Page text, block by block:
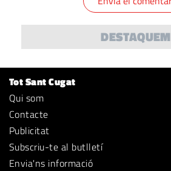
DESTAQUEM
Tot Sant Cugat
Qui som
Contacte
Publicitat
Subscriu-te al butlletí
Envia'ns informació